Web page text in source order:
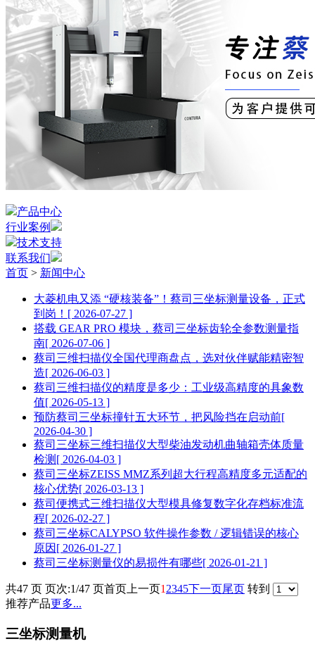
产品中心
行业案例
技术支持
联系我们
首页 > 新闻中心
大菱机电又添 “硬核装备”！蔡司三坐标测量设备，正式
到岗！ [ 2026-07-27 ]
搭载 GEAR PRO 模块，蔡司三坐标齿轮全参数测量指
南[ 2026-07-06 ]
蔡司三维扫描仪全国代理商盘点，选对伙伴赋能精密智
造[ 2026-06-03 ]
蔡司三维扫描仪的精度是多少：工业级高精度的具象数
值[ 2026-05-13 ]
预防蔡司三坐标撞针五大环节，把风险挡在启动前[
2026-04-30 ]
蔡司三坐标三维扫描仪大型柴油发动机曲轴箱壳体质量
检测 [ 2026-04-03 ]
蔡司三坐标ZEISS MMZ系列超大行程高精度多元适配的
核心优势[ 2026-03-13 ]
蔡司便携式三维扫描仪大型模具修复数字化存档标准流
程[ 2026-02-27 ]
蔡司三坐标CALYPSO 软件操作参数 / 逻辑错误的核心
原因 [ 2026-01-27 ]
蔡司三坐标测量仪的易损件有哪些[ 2026-01-21 ]
共47 页 页次:1/47 页首页 上一页1 2345下一页尾页 转到
推荐产品更多...
三坐标测量机